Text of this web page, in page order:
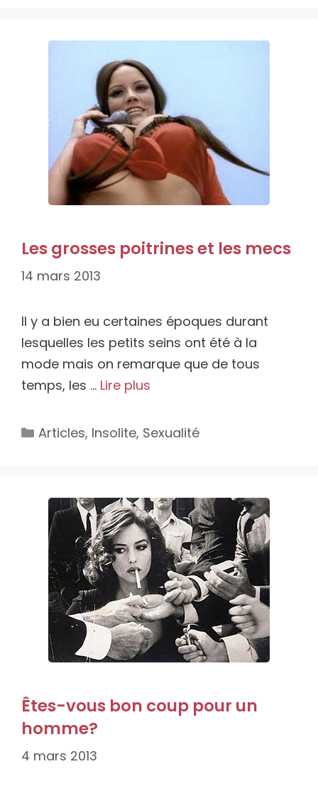
Les grosses poitrines et les mecs
14 mars 2013
Il y a bien eu certaines époques durant
lesquelles les petits seins ont été à la
mode mais on remarque que de tous
temps, les … Lire plus
Catégories
Articles, Insolite, Sexualité
Êtes-vous bon coup pour un
homme?
4 mars 2013